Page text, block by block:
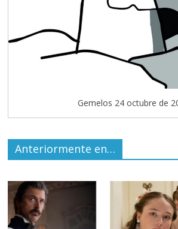
Gemelos 24 octubre de
Anteriormente en…